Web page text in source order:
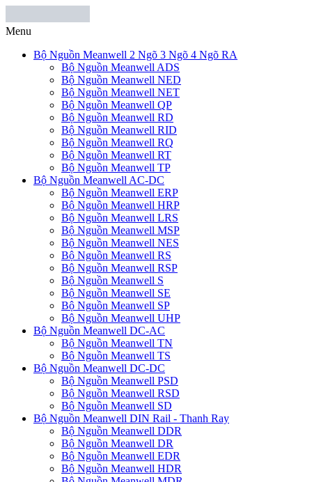
Menu
Bộ Nguồn Meanwell 2 Ngõ 3 Ngõ 4 Ngõ RA
Bộ Nguồn Meanwell ADS
Bộ Nguồn Meanwell NED
Bộ Nguồn Meanwell NET
Bộ Nguồn Meanwell QP
Bộ Nguồn Meanwell RD
Bộ Nguồn Meanwell RID
Bộ Nguồn Meanwell RQ
Bộ Nguồn Meanwell RT
Bộ Nguồn Meanwell TP
Bộ Nguồn Meanwell AC-DC
Bộ Nguồn Meanwell ERP
Bộ Nguồn Meanwell HRP
Bộ Nguồn Meanwell LRS
Bộ Nguồn Meanwell MSP
Bộ Nguồn Meanwell NES
Bộ Nguồn Meanwell RS
Bộ Nguồn Meanwell RSP
Bộ Nguồn Meanwell S
Bộ Nguồn Meanwell SE
Bộ Nguồn Meanwell SP
Bộ Nguồn Meanwell UHP
Bộ Nguồn Meanwell DC-AC
Bộ Nguồn Meanwell TN
Bộ Nguồn Meanwell TS
Bộ Nguồn Meanwell DC-DC
Bộ Nguồn Meanwell PSD
Bộ Nguồn Meanwell RSD
Bộ Nguồn Meanwell SD
Bộ Nguồn Meanwell DIN Rail - Thanh Ray
Bộ Nguồn Meanwell DDR
Bộ Nguồn Meanwell DR
Bộ Nguồn Meanwell EDR
Bộ Nguồn Meanwell HDR